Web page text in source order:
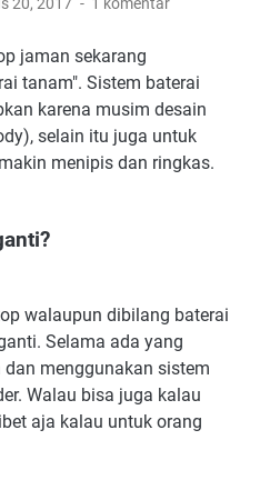
jaman sekarang
tanam". Sistem baterai
karena musim desain
selain itu juga untuk
menipis dan ringkas.
walaupun dibilang baterai
Selama ada yang
menggunakan sistem
Walau bisa juga kalau
aja kalau untuk orang